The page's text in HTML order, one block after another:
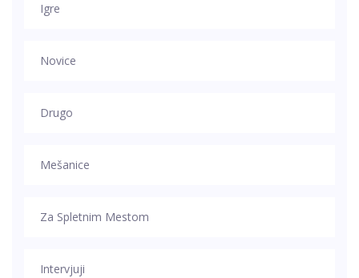
Igre
Novice
Drugo
Mešanice
Za Spletnim Mestom
Intervjuji